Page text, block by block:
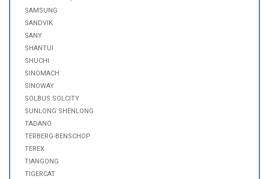
SAMSUNG
SANDVIK
SANY
SHANTUI
SHUCHI
SINOMACH
SINOWAY
SOLBUS SOLCITY
SUNLONG SHENLONG
TADANO
TERBERG-BENSCHOP
TEREX
TIANGONG
TIGERCAT